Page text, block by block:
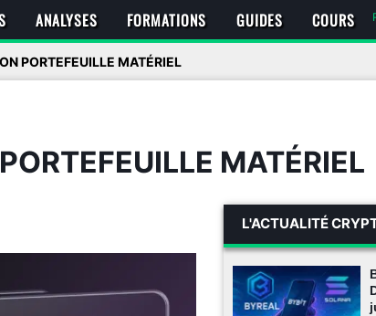
ANALYSES FORMATIONS GUIDES COURS
PORTEFEUILLE MATÉRIEL
MATÉRIEL
L'ACTUALITÉ